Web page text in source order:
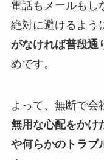
電話もメールもし
絶対に避けるよう
がなければ普段通
めです。
よって、無断で会
無用な心配をかけ
や何らかのトラブ